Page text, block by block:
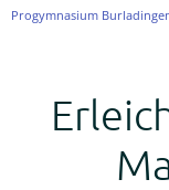
Progymnasium